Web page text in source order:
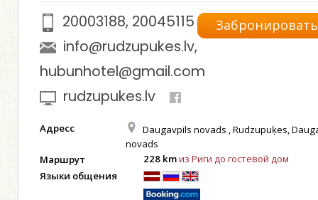
Забронировать
20003188, 20045115
info@rudzupukes.lv,
hubunhotel@gmail.com
rudzupukes.lv
Адресс
Daugavpils novads , Rudzupuķes,
novads
Маршрут 228 kmиз Риги до гостевой дом
Языки общения